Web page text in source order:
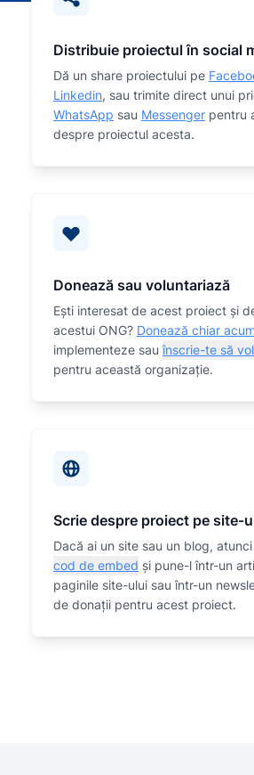
Distribuie proiectul în social
Dă un share proiectului pe
Linkedin, sau trimite direct unui
WhatsApp sau Messenger pentru
despre proiectul acesta.
Donează sau voluntariază
Eşti interesat de acest proiect și
acestui ONG? Donează chiar acum
implementeze sauînscrie-te să
pentru această organizaţie.
Scrie despre proiect pe site-
Dacă ai un site sau un blog,
cod de embed și pune-l într-un
paginile site-ului sau într-un
de donații pentru acest proiect.